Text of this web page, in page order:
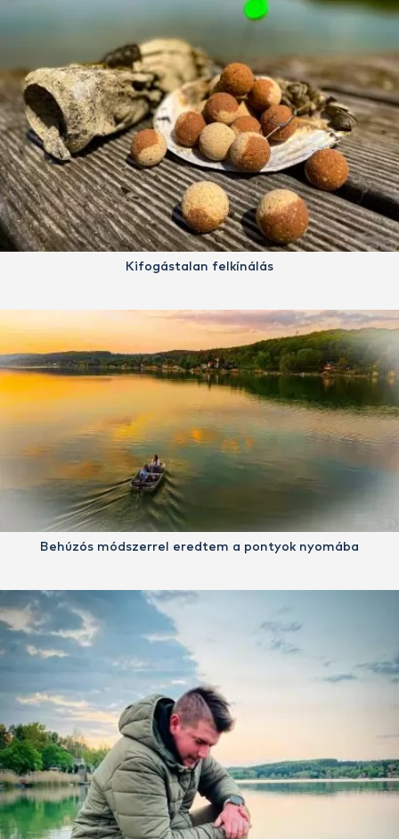
Kifogástalan felkínálás
Behúzós módszerrel eredtem a pontyok nyomába